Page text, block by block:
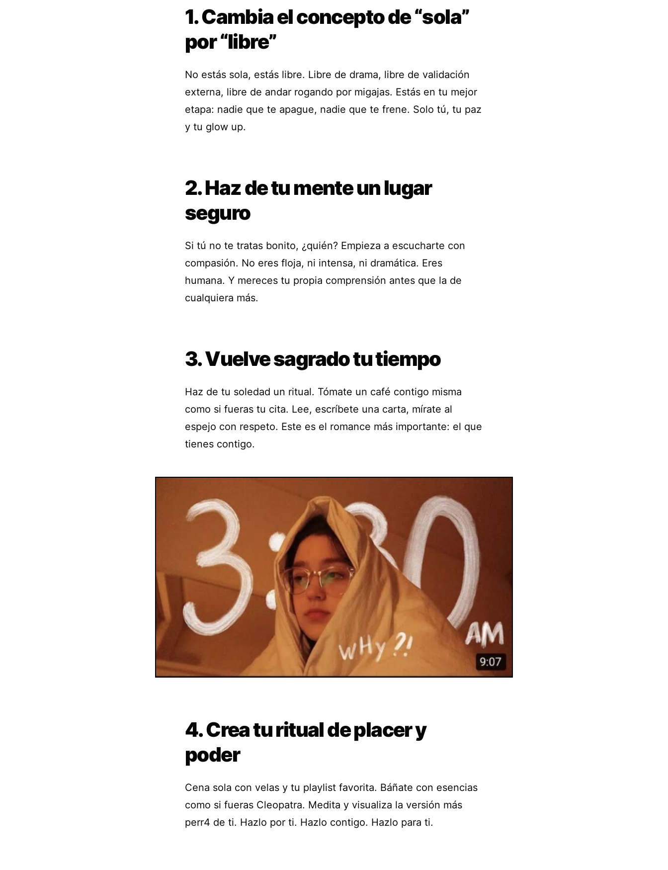
1. Cambia el concepto de “sola”
por “libre”
No estás sola, estás libre. Libre de drama, libre de validación
externa, libre de andar rogando por migajas. Estás en tu mejor
etapa: nadie que te apague, nadie que te frene. Solo tú, tu paz
y tu glow up.
2. Haz de tu mente un lugar
seguro
Si tú no te tratas bonito, ¿quién? Empieza a escucharte con
compasión. No eres floja, ni intensa, ni dramática. Eres
humana. Y mereces tu propia comprensión antes que la de
cualquiera más.
3. Vuelve sagrado tu tiempo
Haz de tu soledad un ritual. Tómate un café contigo misma
como si fueras tu cita. Lee, escríbete una carta, mírate al
espejo con respeto. Este es el romance más importante: el que
tienes contigo.
4. Crea tu ritual de placer y
poder
Cena sola con velas y tu playlist favorita. Báñate con esencias
como si fueras Cleopatra. Medita y visualiza la versión más
perr4 de ti. Hazlo por ti. Hazlo contigo. Hazlo para ti.